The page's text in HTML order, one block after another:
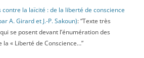
contre la laïcité : de la liberté de conscience
A. Girard et J.-P. Sakoun): “Texte très
se posent devant l’énumération des
la « Liberté de Conscience…”